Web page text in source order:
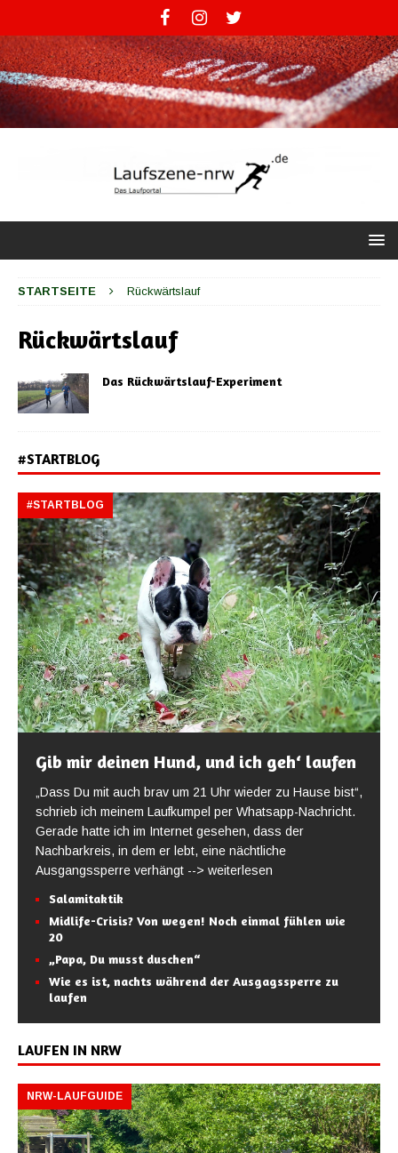
STARTSEITE Rückwärtslauf
Rückwärtslauf
Das Rückwärtslauf-Experiment
#STARTBLOG
#STARTBLOG
Gib mir deinen Hund, und ich geh‘ laufen
„Dass Du mit auch brav um 21 Uhr wieder zu Hause bist“,
schrieb ich meinem Laufkumpel per Whatsapp-Nachricht.
Gerade hatte ich im Internet gesehen, dass der
Nachbarkreis, in dem er lebt, eine nächtliche
Ausgangssperre verhängt --> weiterlesen
Salamitaktik
Midlife-Crisis? Von wegen! Noch einmal fühlen wie
20
„Papa, Du musst duschen“
Wie es ist, nachts während der Ausgagssperre zu
laufen
LAUFEN IN NRW
NRW-LAUFGUIDE